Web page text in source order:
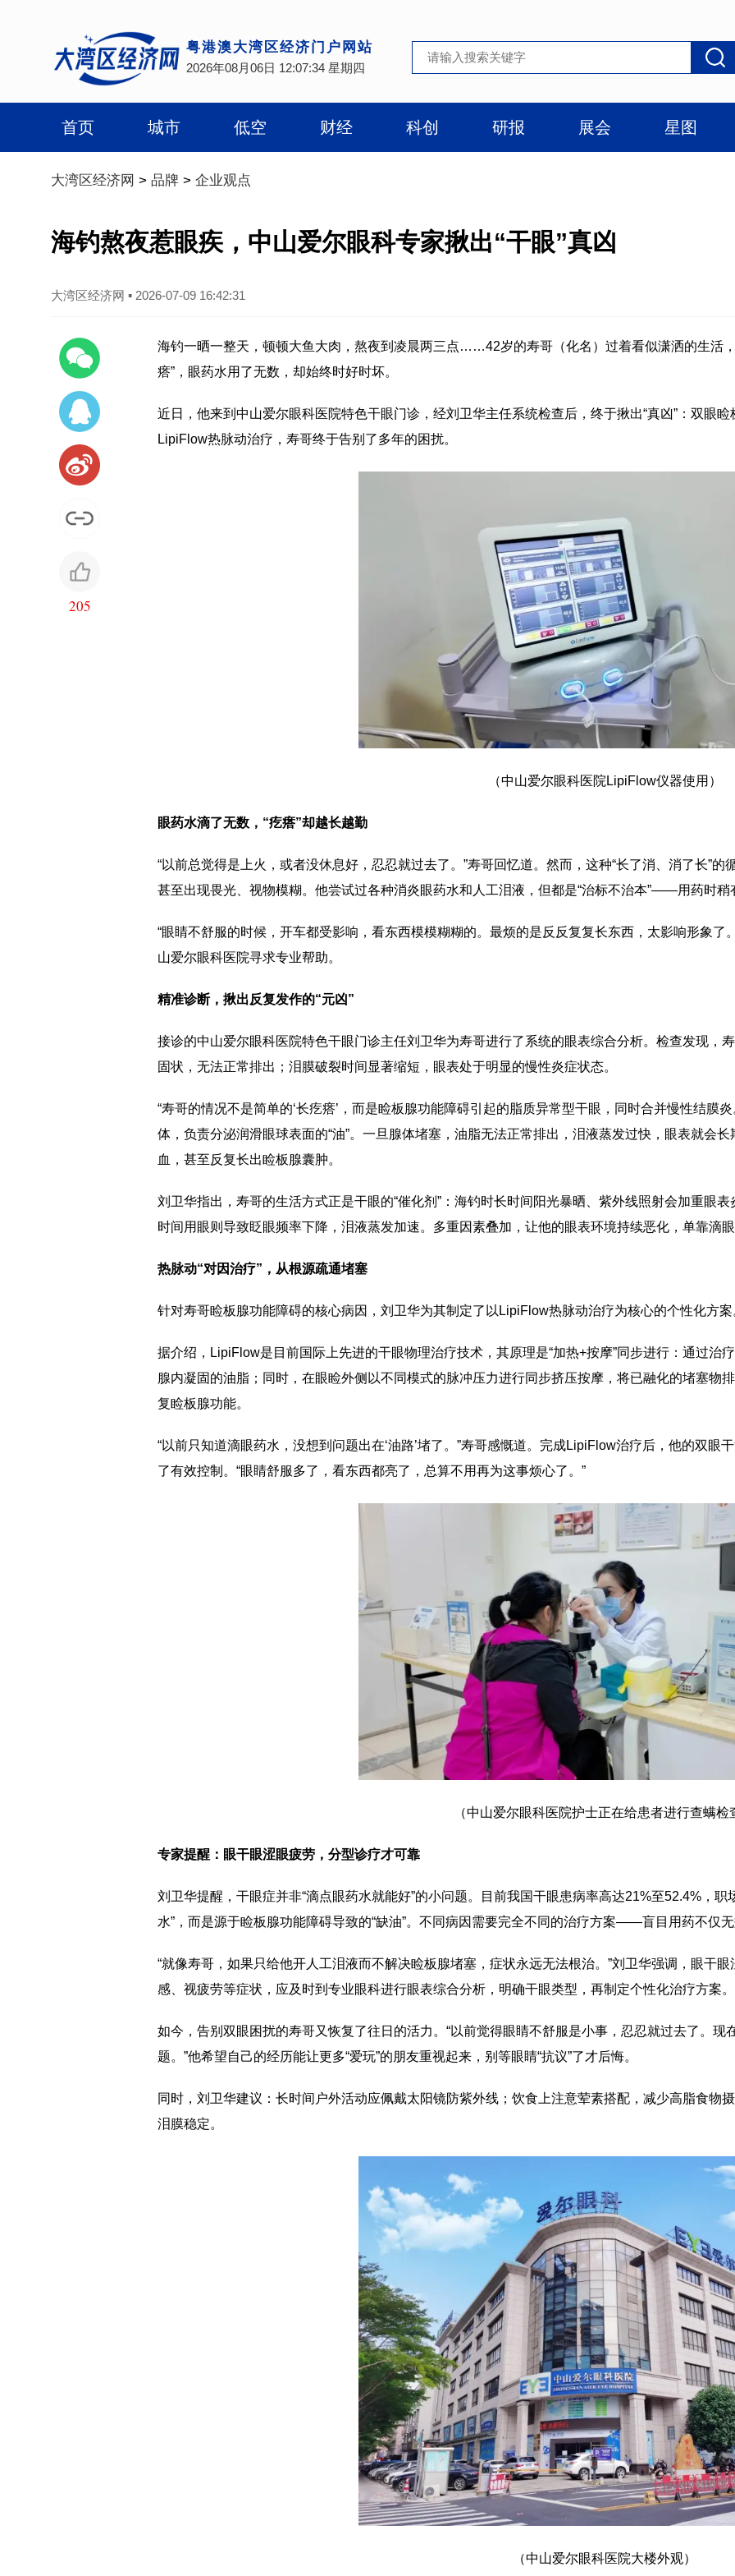
粤港澳大湾区经济门户网站
2026年08月06日 12:07:35 星期四
首页 城市 低空 财经 科创 研报 展会 星图
大湾区经济网 > 品牌 > 企业观点
海钓熬夜惹眼疾，中山爱尔眼科专家揪出“干眼”真凶
大湾区经济网 ▪ 2026-07-09 16:42:31
205
海钓一晒一整天，顿顿大鱼大肉，熬夜到凌晨两三点……42岁的寿哥（化名）过着看似潇洒的生活
瘩”，眼药水用了无数，却始终时好时坏。
近日，他来到中山爱尔眼科医院特色干眼门诊，经刘卫华主任系统检查后，终于揪出“真凶”：双眼
LipiFlow热脉动治疗，寿哥终于告别了多年的困扰。
（中山爱尔眼科医院LipiFlow仪器使用）
眼药水滴了无数，“疙瘩”却越长越勤
“以前总觉得是上火，或者没休息好，忍忍就过去了。”寿哥回忆道。然而，这种“长了消、消了长”
甚至出现畏光、视物模糊。他尝试过各种消炎眼药水和人工泪液，但都是“治标不治本”——用药时稍
“眼睛不舒服的时候，开车都受影响，看东西模模糊糊的。最烦的是反反复复长东西，太影响形象了
山爱尔眼科医院寻求专业帮助。
精准诊断，揪出反复发作的“元凶”
接诊的中山爱尔眼科医院特色干眼门诊主任刘卫华为寿哥进行了系统的眼表综合分析。检查发现，
固状，无法正常排出；泪膜破裂时间显著缩短，眼表处于明显的慢性炎症状态。
“寿哥的情况不是简单的‘长疙瘩’，而是睑板腺功能障碍引起的脂质异常型干眼，同时合并慢性结膜
体，负责分泌润滑眼球表面的“油”。一旦腺体堵塞，油脂无法正常排出，泪液蒸发过快，眼表就会
血，甚至反复长出睑板腺囊肿。
刘卫华指出，寿哥的生活方式正是干眼的“催化剂”：海钓时长时间阳光暴晒、紫外线照射会加重眼
时间用眼则导致眨眼频率下降，泪液蒸发加速。多重因素叠加，让他的眼表环境持续恶化，单靠滴
热脉动“对因治疗”，从根源疏通堵塞
针对寿哥睑板腺功能障碍的核心病因，刘卫华为其制定了以LipiFlow热脉动治疗为核心的个性化方案
据介绍，LipiFlow是目前国际上先进的干眼物理治疗技术，其原理是“加热+按摩”同步进行：通过治
腺内凝固的油脂；同时，在眼睑外侧以不同模式的脉冲压力进行同步挤压按摩，将已融化的堵塞物
复睑板腺功能。
“以前只知道滴眼药水，没想到问题出在‘油路’堵了。”寿哥感慨道。完成LipiFlow治疗后，他的双
了有效控制。“眼睛舒服多了，看东西都亮了，总算不用再为这事烦心了。”
（中山爱尔眼科医院护士正在给患者进行查螨检
专家提醒：眼干眼涩眼疲劳，分型诊疗才可靠
刘卫华提醒，干眼症并非“滴点眼药水就能好”的小问题。目前我国干眼患病率高达21%至52.4%，
水”，而是源于睑板腺功能障碍导致的“缺油”。不同病因需要完全不同的治疗方案——盲目用药不仅
“就像寿哥，如果只给他开人工泪液而不解决睑板腺堵塞，症状永远无法根治。”刘卫华强调，眼干
感、视疲劳等症状，应及时到专业眼科进行眼表综合分析，明确干眼类型，再制定个性化治疗方案。
如今，告别双眼困扰的寿哥又恢复了往日的活力。“以前觉得眼睛不舒服是小事，忍忍就过去了。
题。”他希望自己的经历能让更多“爱玩”的朋友重视起来，别等眼睛“抗议”了才后悔。
同时，刘卫华建议：长时间户外活动应佩戴太阳镜防紫外线；饮食上注意荤素搭配，减少高脂食物
泪膜稳定。
（中山爱尔眼科医院大楼外观）